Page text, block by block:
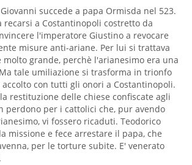
succede a papa Ormisda nel 523.
recarsi a Costantinopoli costretto da
l'imperatore Giustino a revocare
misure anti-ariane. Per lui si trattava
grande, perchè l'arianesimo era una
tale umiliazione si trasforma in trionfo
con tutti gli onori a Costantinopoli.
restituzione delle chiese confiscate agli
perdono per i cattolici che, pur avendo
vi fossero ricaduti. Teodorico
missione e fece arrestare il papa, che
per le torture subite. E' venerato